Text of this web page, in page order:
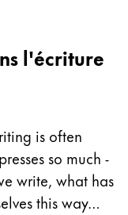
l'écriture
is often
so much -
write, what has
this way…